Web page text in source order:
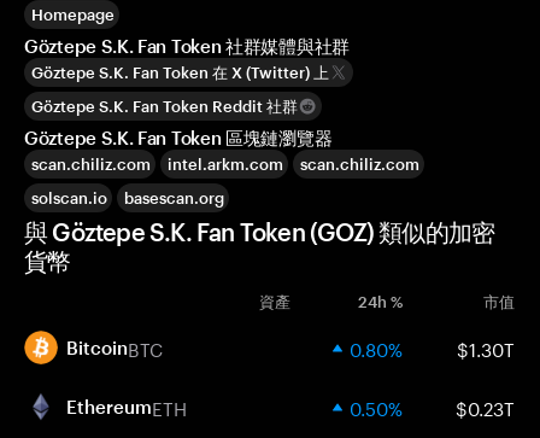
Homepage
Göztepe S.K. Fan Token 社群媒體與社群
Göztepe S.K. Fan Token 在 X (Twitter) 上
Göztepe S.K. Fan Token Reddit 社群
Göztepe S.K. Fan Token 區塊鏈瀏覽器
scan.chiliz.com intel.arkm.com
scan.chiliz.com
solscan.io
basescan.org
與 Göztepe S.K. Fan Token (GOZ) 類似的加密
貨幣
資產 24h % 市值
BitcoinBTC 0.80% $1.30T
EthereumETH 0.50% $0.23T